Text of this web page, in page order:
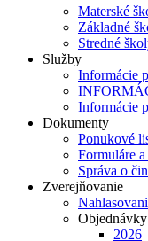
Materské
Základné
Stredné
Služby
Informácie
Informácie
Dokumenty
Ponukové
Formuláre
Správa o
Zverejňovanie
Objednávky
2026